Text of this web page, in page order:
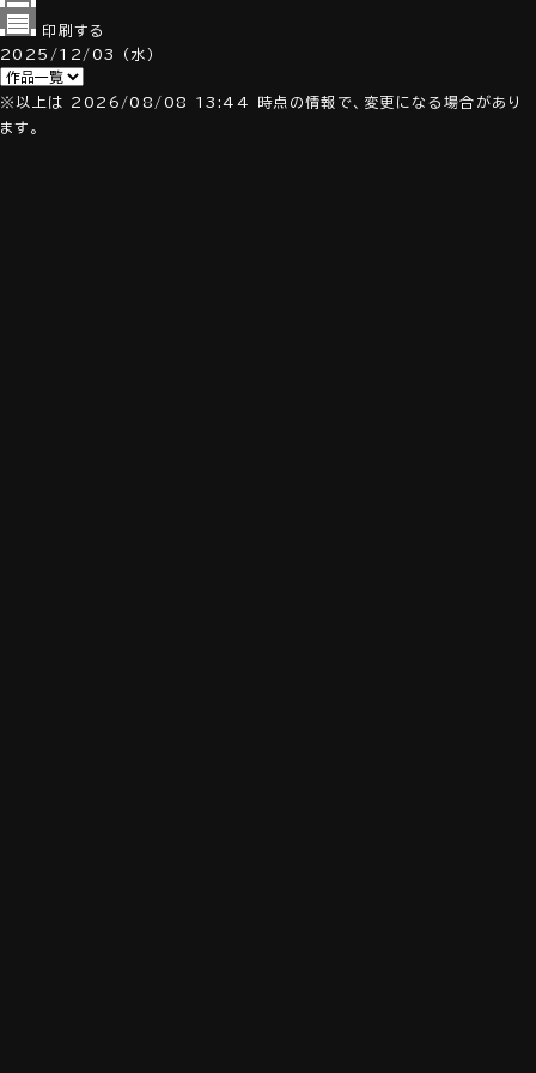
印刷する
2025/12/03
（水）
※以上は 2026/08/08 13:44 時点の情報で、変更になる場合があり
ます。